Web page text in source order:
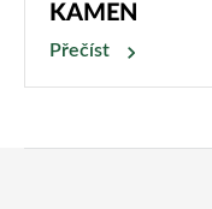
KAMEN
Přečíst